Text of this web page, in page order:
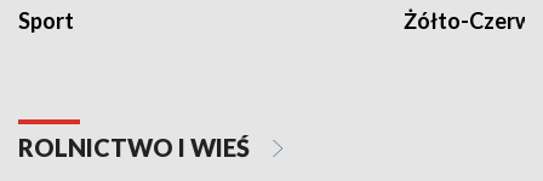
Sport Żółto-
ROLNICTWO I WIEŚ